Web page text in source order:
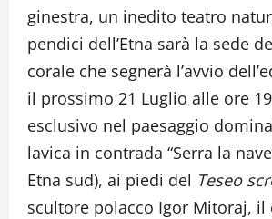
ginestra, un inedito teatro
pendici dell’Etna sarà la sede
corale che segnerà l’avvio
il prossimo 21 Luglio alle ore
esclusivo nel paesaggio
lavica in contrada “Serra la
Etna sud), ai piedi del Teseo
scultore polacco Igor Mitoraj, il